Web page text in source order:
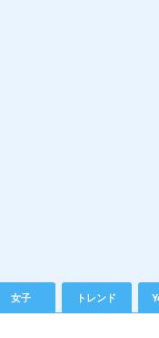
女子 トレンド